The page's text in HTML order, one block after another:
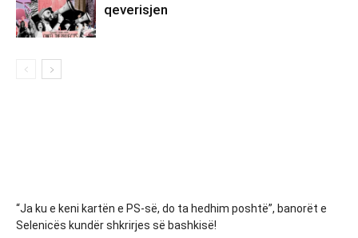
qeverisjen
“Ja ku e keni kartën e PS-së, do ta hedhim poshtë”, banorët e
Selenicës kundër shkrirjes së bashkisë!